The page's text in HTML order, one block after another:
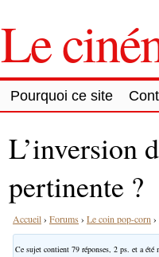
Le
Pourquoi ce site
L’inversion
pertinente ?
Accueil› Forums › Le coin pop-corn ›
Ce sujet contient 79 réponses, 2 ps. et a